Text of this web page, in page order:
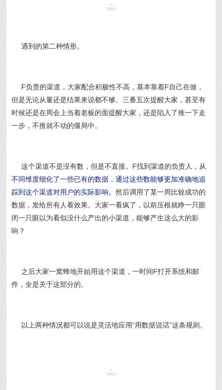
遇到的第二种情形。
F负责的渠道，大家配合积极性不高，基本靠着F自己在做，
但是无论从量还是结果来说都不够。三番五次提醒大家，甚至有
时候还是在周会上当着老板的面提醒大家，还是陷入了推一下走
一步，不推就不动的僵局中。
这个渠道不是没有数，但是不直接。F找到渠道的负责人， 从
不同维度细化了一些已有的数据，通过这些数能够更加准确地追
踪到这个渠道对用户的实际影响。然后调用了某一周比较成功的
数据，发给所有人看效果。大家一看疯了，以前压根就睁一只眼
闭一只眼以为看似没什么产出的小渠道，能够产生这么大的影
响？
之后大家一窝蜂地开始用这个渠道，一时间F打开系统和邮
件，全是关于这部分的。
以上两种情况都可以说是灵活地应用“用数据说话”这条规则。